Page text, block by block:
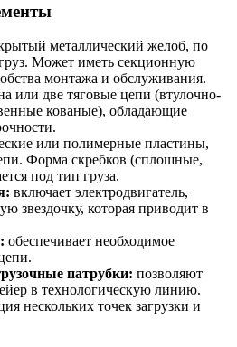
металлический желоб, по
Может иметь секционную
монтажа и обслуживания.
или две тяговые цепи (втулочно-
кованые), обладающие
или полимерные пластины,
Форма скребков (сплошные,
под тип груза.
включает электродвигатель,
звездочку, которая приводит в
обеспечивает необходимое
патрубки: позволяют
в технологическую линию.
нескольких точек загрузки и